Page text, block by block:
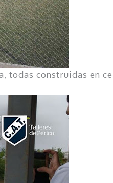
todas construidas en